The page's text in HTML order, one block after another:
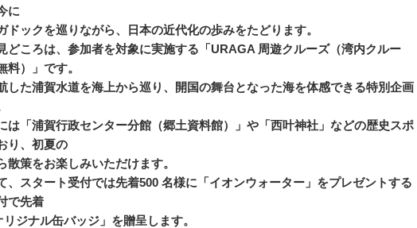
に
ドックを巡りながら、日本の近代化の歩みをたどります。
ころは、参加者を対象に実施する「URAGA 周遊クルーズ（湾内クルー
料）」です。
した浦賀水道を海上から巡り、開国の舞台となった海を体感できる特別企画
は「浦賀行政センター分館（郷土資料館）」や「西叶神社」などの歴史スポ
り、初夏の
散策をお楽しみいただけます。
、スタート受付では先着500 名様に「イオンウォーター」をプレゼントする
で先着
ジナル缶バッジ」を贈呈します。